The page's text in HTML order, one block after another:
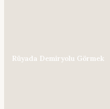
Rüyada Demiryolu Görmek